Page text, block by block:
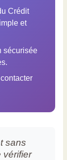
Crédit
et
sécurisée
sans
vérifier